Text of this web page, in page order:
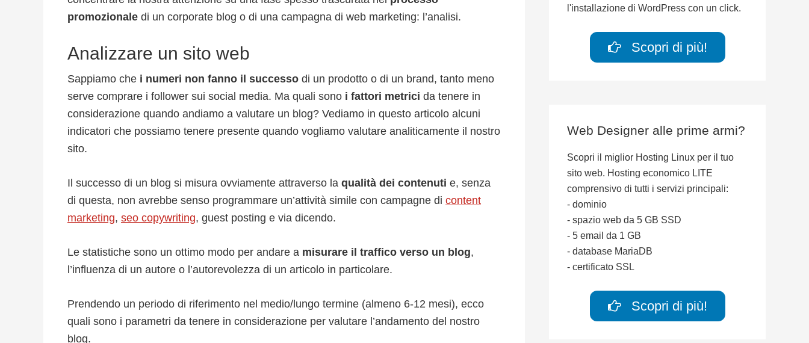
promozionale di un corporate blog o di una campagna di web marketing: l’analisi.
Analizzare un sito web
Sappiamo che i numeri non fanno il successo di un prodotto o di un brand, tanto meno
serve comprare i follower sui social media. Ma quali sono i fattori metrici da tenere in
considerazione quando andiamo a valutare un blog? Vediamo in questo articolo alcuni
indicatori che possiamo tenere presente quando vogliamo valutare analiticamente il nostro
sito.
Il successo di un blog si misura ovviamente attraverso la qualità dei contenuti e, senza
di questa, non avrebbe senso programmare un’attività simile con campagne di content
marketing, seo copywriting, guest posting e via dicendo.
Le statistiche sono un ottimo modo per andare a misurare il traffico verso un blog,
l’influenza di un autore o l’autorevolezza di un articolo in particolare.
Prendendo un periodo di riferimento nel medio/lungo termine (almeno 6-12 mesi), ecco
quali sono i parametri da tenere in considerazione per valutare l’andamento del nostro
blog.
l'installazione di WordPress con un click.
Scopri di più!
Web Designer alle prime armi?
Scopri il miglior Hosting Linux per il tuo
sito web. Hosting economico LITE
comprensivo di tutti i servizi principali:
- dominio
- spazio web da 5 GB SSD
- 5 email da 1 GB
- database MariaDB
- certificato SSL
Scopri di più!